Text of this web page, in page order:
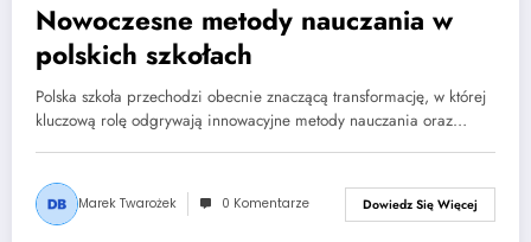
Nowoczesne metody nauczania w
polskich szkołach
Polska szkoła przechodzi obecnie znaczącą transformację, w której
kluczową rolę odgrywają innowacyjne metody nauczania oraz…
Marek Twarożek 0 Komentarze Dowiedz Się Więcej